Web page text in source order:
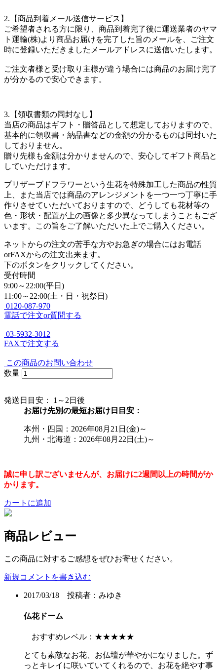
2.【商品到着メール送信サービス】
ご希望者される方に限り、商品到着完了後に運送業者のヤマ
ト運輸(株)より商品お届けを完了した旨のメールを、ご注文
時に登録いただきましたメールアドレスに送信いたします。
ご注文者様と受け取り主様が違う場合には商品のお届け完了
が分かるので安心できます。
3.【領収書類の同封なし】
当店の商品はギフト・贈答品として想定しておりますので、
基本的に領収書・納品書などの金額の分かるものは同封いた
しておりません。
贈り先様も金額は分かりませんので、安心してギフト商品と
していただけます。
プリザーブドフラワーという生花を特殊加工した商品の性質
上、また当店では商品のアレンジメントを一つ一つ丁寧に手
作りさせていただいておりますので、どうしても花材等の
色・形状・配置が上の画像と多少異なってしまうこともござ
います。この旨をご了解いただいた上でご購入ください。
ネットからの注文の苦手な方やお急ぎの場合にはお電話
orFAXからの注文出来ます。
下のボタンをクリックしてください。
受付時間
9:00～22:00(平日)
11:00～22:00(土・日・祝祭日)
0120-087-970
電話で注文or質問する
03-5932-3012
FAXで注文する
この商品のお問い合わせ
数量
発送日目安： 1～2日後
お届け先別の最短お届け日目安：
本州・四国：2026年08月21日(金)～
九州・北海道：2026年08月22日(土)～
誠に申し訳ございませんが、お届けに2週間以上の時間がか
かります。
カートに追加
商品レビュー
この商品に対するご感想をぜひお寄せください。
新規コメントを書き込む
2017/03/18 投稿者： みゆき
仏花ドーム
おすすめレベル： ★★★★★
とても素敵なお花、お仏壇が華やかになりました。ず
っとキレイに咲いていてくれるので、お花を絶やす事